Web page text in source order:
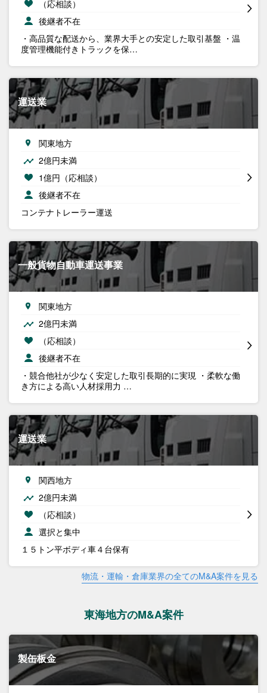
（応相談）
後継者不在
・高品質な配送から、業界大手との安定した取引基盤 ・温
度管理機能付きトラックを保…
運送業
関東地方
2億円未満
1億円（応相談）
後継者不在
コンテナトレーラー運送
一般貨物自動車運送事業
関東地方
2億円未満
（応相談）
後継者不在
・競合他社が少なく安定した取引長期的に実現 ・柔軟な働
き方による高い人材採用力 …
運送業
関西地方
2億円未満
（応相談）
選択と集中
１５トン平ボディ車４台保有
物流・運輸・倉庫業界の全てのM&A案件を見る
東海地方のM&A案件
製缶板金